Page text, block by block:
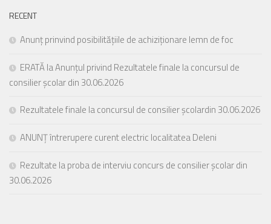
RECENT
Anunț prinvind posibilitățiile de achiziționare lemn de foc
ERATĂ la Anunțul privind Rezultatele finale la concursul de
consilier școlar din 30.06.2026
Rezultatele finale la concursul de consilier școlardin 30.06.2026
ANUNȚ întrerupere curent electric localitatea Deleni
Rezultate la proba de interviu concurs de consilier școlar din
30.06.2026